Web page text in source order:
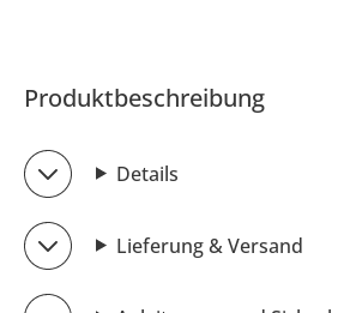
Produktbeschreibung
Details
Lieferung & Versand